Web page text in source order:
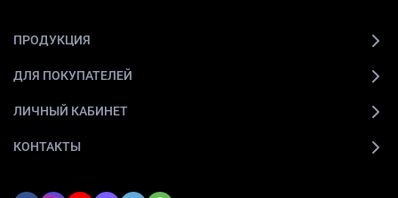
ПРОДУКЦИЯ
ДЛЯ ПОКУПАТЕЛЕЙ
ЛИЧНЫЙ КАБИНЕТ
КОНТАКТЫ